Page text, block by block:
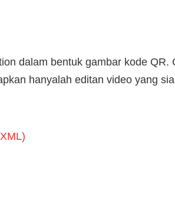
dalam bentuk gambar kode QR.
hanyalah editan video yang